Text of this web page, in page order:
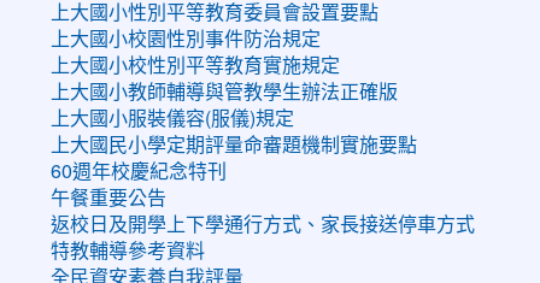
上大國小性別平等教育委員會設置要點
上大國小校園性別事件防治規定
上大國小校性別平等教育實施規定
上大國小教師輔導與管教學生辦法正確版
上大國小服裝儀容(服儀)規定
上大國民小學定期評量命審題機制實施要點
60週年校慶紀念特刊
午餐重要公告
返校日及開學上下學通行方式、家長接送停車方式
特教輔導參考資料
全民資安素養自我評量